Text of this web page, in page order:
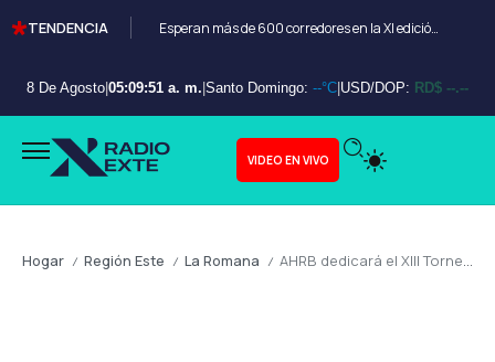
TENDENCIA Esperan más de 600 corredores en la XI edición del Bayahibe 10K
8 De Agosto 05:09:53 a. m. Santo Domingo: --°C USD/DOP: RD$ --.--
VIDEO EN VIVO
Hogar / Región Este / La Romana / AHRB dedicará el XIII Torneo de Golf La Romana a Deyanira Pappaterra